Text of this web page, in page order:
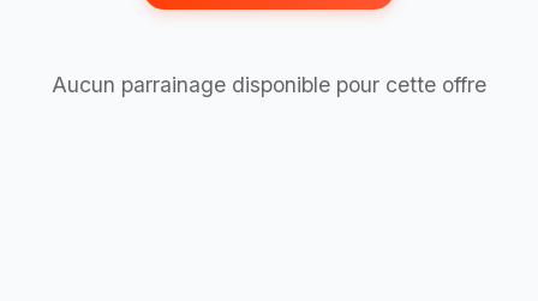
Aucun parrainage disponible pour cette offre